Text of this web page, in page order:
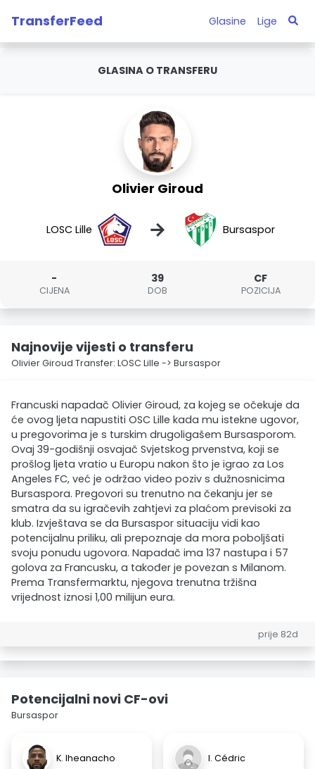
TransferFeed Glasine Lige
GLASINA O TRANSFERU
Olivier Giroud
LOSC Lille → Bursaspor
-
CIJENA
39
DOB
CF
POZICIJA
Najnovije vijesti o transferu
Olivier Giroud Transfer: LOSC Lille -> Bursaspor
Francuski napadač Olivier Giroud, za kojeg se očekuje da
će ovog ljeta napustiti OSC Lille kada mu istekne ugovor,
u pregovorima je s turskim drugoligašem Bursasporom.
Ovaj 39-godišnji osvajač Svjetskog prvenstva, koji se
prošlog ljeta vratio u Europu nakon što je igrao za Los
Angeles FC, već je održao video poziv s dužnosnicima
Bursaspora. Pregovori su trenutno na čekanju jer se
smatra da su igračevih zahtjevi za plaćom previsoki za
klub. Izvještava se da Bursaspor situaciju vidi kao
potencijalnu priliku, ali prepoznaje da mora poboljšati
svoju ponudu ugovora. Napadač ima 137 nastupa i 57
golova za Francusku, a također je povezan s Milanom.
Prema Transfermarktu, njegova trenutna tržišna
vrijednost iznosi 1,00 milijun eura.
prije 82d
Potencijalni novi CF-ovi
Bursaspor
K. Iheanacho I. Cédric